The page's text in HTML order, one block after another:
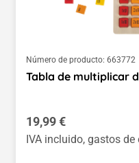
Número de producto: 663772
Tabla de multiplicar
Precio normal:
19,99 €
IVA incluido, gastos de